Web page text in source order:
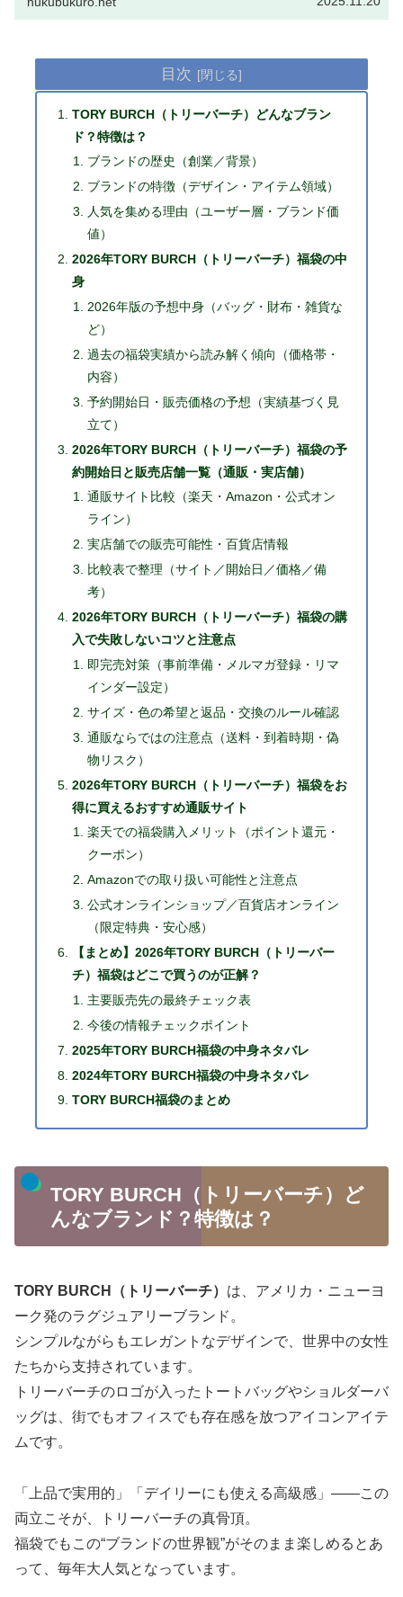
聞きます。 実際、…
目次
TORY BURCH（トリーバーチ）どんなブラン
ド？特徴は？
ブランドの歴史（創業／背景）
ブランドの特徴（デザイン・アイテム領域）
人気を集める理由（ユーザー層・ブランド価
値）
2026年TORY BURCH（トリーバーチ）福袋の中
身
2026年版の予想中身（バッグ・財布・雑貨な
ど）
過去の福袋実績から読み解く傾向（価格帯・
内容）
予約開始日・販売価格の予想（実績基づく見
立て）
2026年TORY BURCH（トリーバーチ）福袋の予
約開始日と販売店舗一覧（通販・実店舗）
通販サイト比較（楽天・Amazon・公式オン
ライン）
実店舗での販売可能性・百貨店情報
比較表で整理（サイト／開始日／価格／備
考）
2026年TORY BURCH（トリーバーチ）福袋の購
入で失敗しないコツと注意点
即完売対策（事前準備・メルマガ登録・リマ
インダー設定）
サイズ・色の希望と返品・交換のルール確認
通販ならではの注意点（送料・到着時期・偽
物リスク）
2026年TORY BURCH（トリーバーチ）福袋をお
得に買えるおすすめ通販サイト
楽天での福袋購入メリット（ポイント還元・
クーポン）
Amazonでの取り扱い可能性と注意点
公式オンラインショップ／百貨店オンライン
（限定特典・安心感）
【まとめ】2026年TORY BURCH（トリーバー
チ）福袋はどこで買うのが正解？
主要販売先の最終チェック表
今後の情報チェックポイント
2025年TORY BURCH福袋の中身ネタバレ
2024年TORY BURCH福袋の中身ネタバレ
TORY BURCH福袋のまとめ
TORY BURCH（トリーバーチ）ど
んなブランド？特徴は？
TORY BURCH（トリーバーチ） は、アメリカ・ニューヨ
ーク発のラグジュアリーブランド。
シンプルながらもエレガントなデザインで、世界中の女性
たちから支持されています。
トリーバーチのロゴが入ったトートバッグやショルダーバ
ッグは、街でもオフィスでも存在感を放つアイコンアイテ
ムです。
「上品で実用的」「デイリーにも使える高級感」——この
両立こそが、トリーバーチの真骨頂。
福袋でもこの“ブランドの世界観”がそのまま楽しめるとあ
って、毎年大人気となっています。